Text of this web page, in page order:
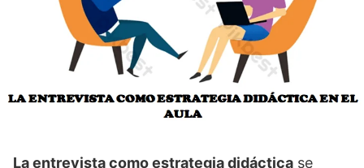
La entrevista como estrategia didáctica se